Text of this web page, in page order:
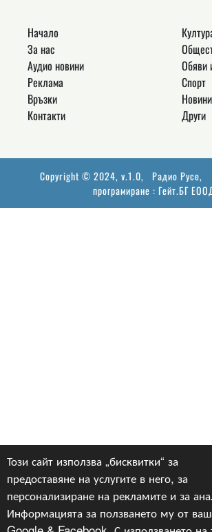
Този сайт използва „бисквитки“ за
предоставяне на услугите в него, за
персонализиране на рекламите и за
Информацията за ползването му от
Начало
За нас
Аудио новини
Реклама
Връзки
Контакти
Обяви
Спорт
Новини
Други
Copyright © 2024, v.1.0, Радио Русе,
програмиране : Гейт.БГ